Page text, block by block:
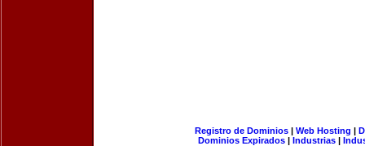
Registro de Dominios| Web Hosting |
Dominios Expirados | Industrias |